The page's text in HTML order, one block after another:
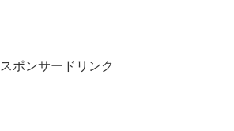
スポンサードリンク